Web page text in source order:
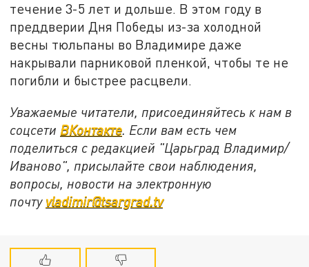
течение 3-5 лет и дольше. В этом году в
преддверии Дня Победы из-за холодной
весны тюльпаны во Владимире даже
накрывали парниковой пленкой, чтобы те не
погибли и быстрее расцвели.
Уважаемые читатели, присоединяйтесь к нам в
соцсети ВКонтакте. Если вам есть чем
поделиться с редакцией "Царьград Владимир/
Иваново", присылайте свои наблюдения,
вопросы, новости на электронную
почту vladimir@tsargrad.tv